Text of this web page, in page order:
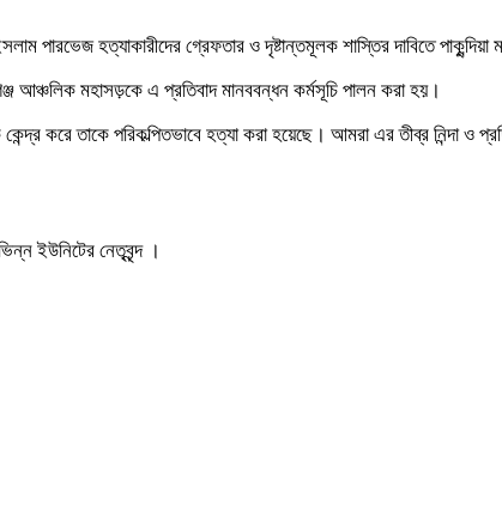
পারভেজ হত্যাকারীদের গ্রেফতার ও দৃষ্টান্তমূলক শাস্তির দাবিতে
আঞ্চলিক মহাসড়কে এ প্রতিবাদ মানববন্ধন কর্মসূচি পালন করা হয়।
করে তাকে পরিকল্পিতভাবে হত্যা করা হয়েছে। আমরা এর তীব্র নিন্দা ও
ইউনিটের নেতৃবৃন্দ ।